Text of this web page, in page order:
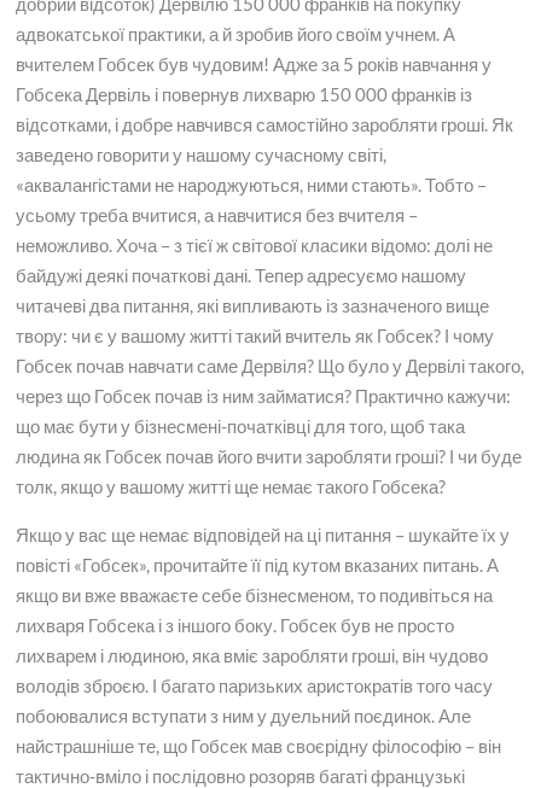
адвокатської практики, а й зробив його своїм учнем. А
вчителем Гобсек був чудовим! Адже за 5 років навчання у
Гобсека Дервіль і повернув лихварю 150 000 франків із
відсотками, і добре навчився самостійно заробляти гроші. Як
заведено говорити у нашому сучасному світі,
«аквалангістами не народжуються, ними стають». Тобто –
усьому треба вчитися, а навчитися без вчителя –
неможливо. Хоча – з тієї ж світової класики відомо: долі не
байдужі деякі початкові дані. Тепер адресуємо нашому
читачеві два питання, які випливають із зазначеного вище
твору: чи є у вашому житті такий вчитель як Гобсек? І чому
Гобсек почав навчати саме Дервіля? Що було у Дервілі такого,
через що Гобсек почав із ним займатися? Практично кажучи:
що має бути у бізнесмені-початківці для того, щоб така
людина як Гобсек почав його вчити заробляти гроші? І чи буде
толк, якщо у вашому житті ще немає такого Гобсека?
Якщо у вас ще немає відповідей на ці питання – шукайте їх у
повісті «Гобсек», прочитайте її під кутом вказаних питань. А
якщо ви вже вважаєте себе бізнесменом, то подивіться на
лихваря Гобсека і з іншого боку. Гобсек був не просто
лихварем і людиною, яка вміє заробляти гроші, він чудово
володів зброєю. І багато паризьких аристократів того часу
побоювалися вступати з ним у дуельний поєдинок. Але
найстрашніше те, що Гобсек мав своєрідну філософію – він
тактично-вміло і послідовно розоряв багаті французькі